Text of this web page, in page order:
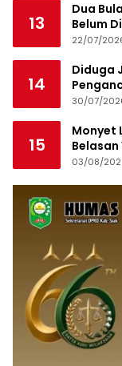
13
Dua
Belum
22/07/
14
Diduga
Siapkan
30/07/
15
Monyet
03/08/